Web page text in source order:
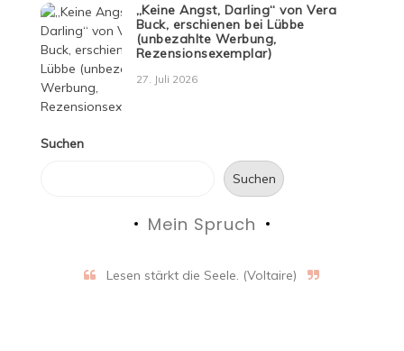
„Keine Angst, Darling“ von Vera
Buck, erschienen bei Lübbe
(unbezahlte Werbung,
Rezensionsexemplar)
27. Juli 2026
Suchen
Suchen
Mein Spruch
Lesen stärkt die Seele. (Voltaire)